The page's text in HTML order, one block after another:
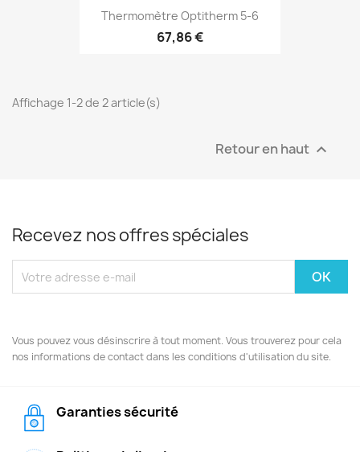
Thermomètre Optitherm 5-6
67,86 €
Affichage 1-2 de 2 article(s)
Retour en haut 
Recevez nos offres spéciales
Vous pouvez vous désinscrire à tout moment. Vous trouverez pour cela
nos informations de contact dans les conditions d'utilisation du site.
Garanties sécurité